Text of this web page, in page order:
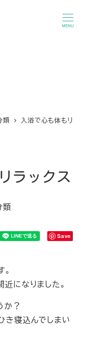
MENU
類
入浴で心も体もリ
ラックス
ー
類
Save
になりました。
か？
き寝込んでしまい